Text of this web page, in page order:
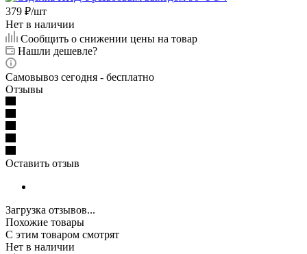
379 ₽/шт
Нет в наличии
Сообщить о снижении цены на товар
Нашли дешевле?
Самовывоз сегодня - бесплатно
Отзывы
Оставить отзыв
Загрузка отзывов...
Похожие товары
С этим товаром смотрят
Нет в наличии